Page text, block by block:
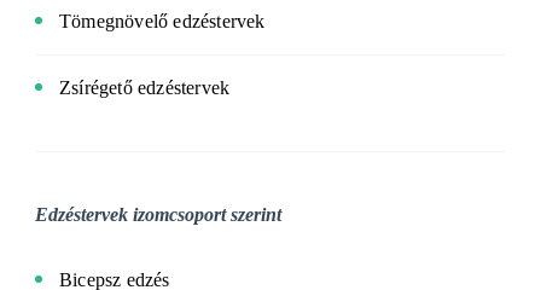
Tömegnövelő edzéstervek
Zsírégető edzéstervek
Edzéstervek izomcsoport szerint
Bicepsz edzés